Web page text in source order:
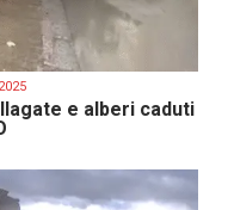
e alberi caduti